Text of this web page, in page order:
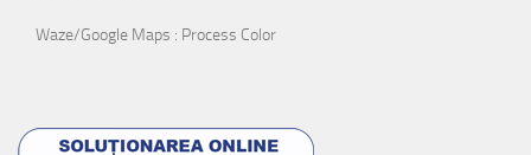
Waze/Google Maps : Process Color